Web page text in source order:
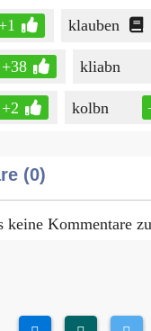
+1 klauben
+38 kliabn
+2 kolbn
(0)
keine Kommentare